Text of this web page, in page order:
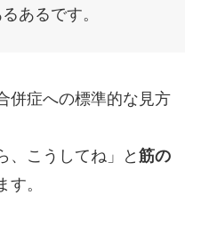
あるです。
併症への標準的な見方
、こうしてね」と 筋の
す。